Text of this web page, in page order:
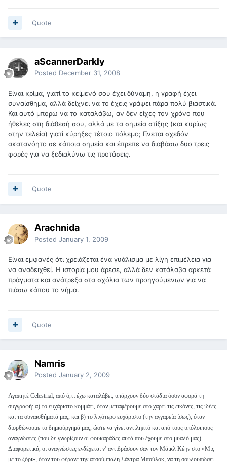
Quote
aScannerDarkly
Posted December 31, 2008
Είναι κρίμα, γιατί το κείμενό σου έχει δύναμη, η γραφή έχει
συναίσθημα, αλλά δείχνει να το έχεις γράψει πάρα πολύ βιαστικά.
Και αυτό μπορώ να το καταλάβω, αν δεν είχες τον χρόνο που
ήθελες στη διάθεσή σου, αλλά με τα σημεία στίξης (και κυρίως
στην τελεία) γιατί κύρηξες τέτοιο πόλεμο; Γίνεται σχεδόν
ακατανόητο σε κάποια σημεία και έπρεπε να διαβάσω δυο τρεις
φορές για να ξεδιαλύνω τις προτάσεις.
Quote
Arachnida
Posted January 1, 2009
Είναι εμφανές ότι χρειάζεται ένα γυάλισμα με λίγη επιμέλεια για
να αναδειχθεί. Η ιστορία μου άρεσε, αλλά δεν κατάλαβα αρκετά
πράγματα και ανάτρεξα στα σχόλια των προηγούμενων για να
πιάσω κάπου το νήμα.
Quote
Namris
Posted January 2, 2009
Αγαπητέ Celestrial, από ό,τι έχω καταλάβει, υπάρχουν δύο στάδια όσον αφορά τη
συγγραφή: α) το ευχάριστο κομμάτι, όταν μεταφέρουμε στο χαρτί τις εικόνες, τις ιδέες
και τα συναισθήματά μας, και β) το λιγότερο ευχάριστο (την αγγαρεία ίσως), όταν
διορθώνουμε το δημιούργημά μας, ώστε να γίνει αντιληπτό και από τους υπόλοιπους
αναγνώστες (που δε γνωρίζουν οι φουκαράδες αυτά που έχουμε στο μυαλό μας).
Διαφορετικά, οι αναγνώστες ενδέχεται ν’ αντιδράσουν σαν τον Μάικλ Κέην στο «Μις
με το ζόρι», όταν του φέρανε την ατσούμπαλη Σάντρα Μπούλοκ, να τη σουλουπώσει